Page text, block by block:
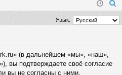
д ис
тр
и
Язык:
(в дальнейшем «мы», «наш»,
вы подтверждаете своё согласие
вы не согласны с ними,